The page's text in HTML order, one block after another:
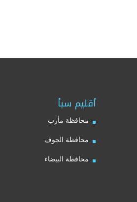
أقليم سبأ
محافظة مأرب
محافظة الجوف
محافظة البيضاء